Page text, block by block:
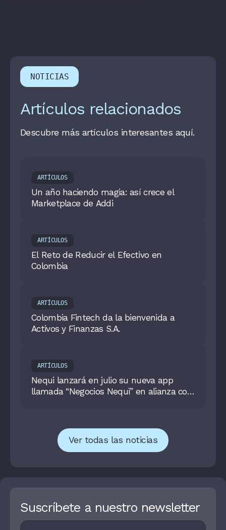
NOTICIAS
Artículos relacionados
Descubre más artículos interesantes aquí.
ARTÍCULOS
Un año haciendo magia: así crece el
Marketplace de Addi
ARTÍCULOS
El Reto de Reducir el Efectivo en
Colombia
ARTÍCULOS
Colombia Fintech da la bienvenida a
Activos y Finanzas S.A.
ARTÍCULOS
Nequi lanzará en julio su nueva app
llamada “Negocios Nequi” en alianza con
Ver todas las noticias
Suscríbete a nuestro newsletter
Footer
I